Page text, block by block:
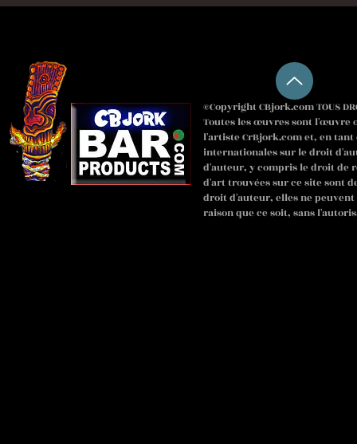
©Copyright CBjork.com TOUS
Toutes les œuvres sont l'œuvre
l'artiste CrBjork.com et, en
internationales sur le droit
d'auteur, y compris le droit de
d'art trouvées sur ce site sont
droit d'auteur, elles ne
raison que ce soit, sans